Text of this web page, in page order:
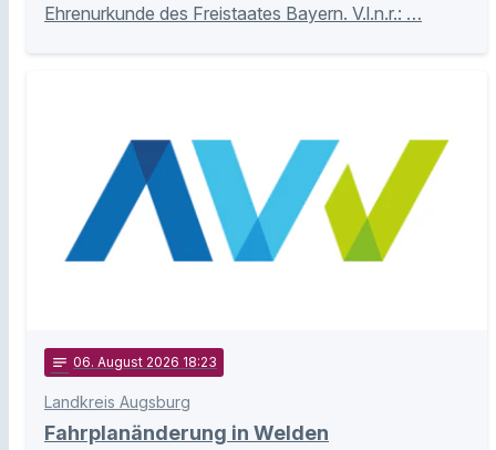
Ehrenurkunde des Freistaates Bayern. V.l.n.r.: …
notes 06. August 2026 18:23
Landkreis Augsburg
Fahrplanänderung in Welden